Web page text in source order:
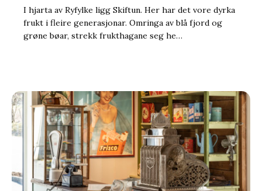
I hjarta av Ryfylke ligg Skiftun. Her har det vore dyrka
frukt i fleire generasjonar. Omringa av blå fjord og
grøne bøar, strekk frukthagane seg he…